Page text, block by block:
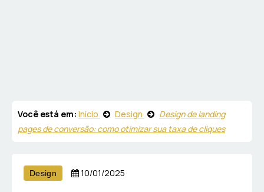
Você está em: Início Design
Design de landing
pages de conversão: como otimizar sua taxa de cliques
Design 10/01/2025